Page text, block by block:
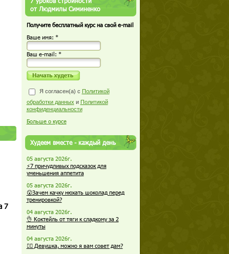
7
от Людмилы Симиненко
Получите бесплатный курс на свой e-mail
Ваше имя: *
Ваш е-mail: *
Я согласен(а) с Политикой
обработки данных и Политикой
конфиденциальности
Больше о курсе
Худеем вместе - каждый день
05 августа 2026г.
⚡7 причудливых подсказок для
уменьшения аппетита
05 августа 2026г.
😮Зачем качку нюхать шоколад перед
тренировкой?
04 августа 2026г.
👌 Коктейль от тяги к сладкому за 2
минуты
04 августа 2026г.
🏋️‍♀️ Девушка, можно я вам совет дам?